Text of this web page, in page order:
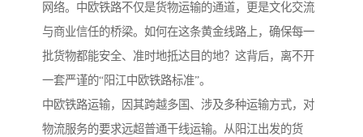
网络。中欧铁路不仅是货物运输的通道，更是文化交流
与商业信任的桥梁。如何在这条黄金线路上，确保每一
批货物都能安全、准时地抵达目的地？这背后，离不开
一套严谨的“阳江中欧铁路标准”。
中欧铁路运输，因其跨越多国、涉及多种运输方式，对
物流服务的要求远超普通干线运输。从阳江出发的货